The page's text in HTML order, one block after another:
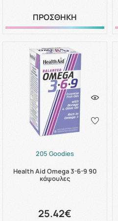
ΠΡΟΣΘΗΚΗ
205 Goodies
Health Aid Omega 3-6-9 90
κάψουλες
25.42€